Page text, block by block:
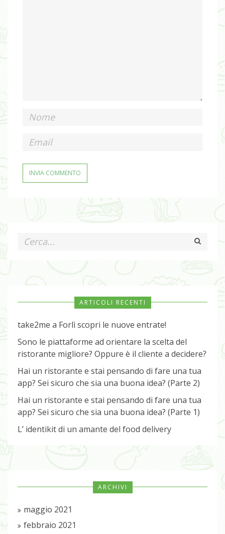
ARTICOLI RECENTI
take2me a Forlì scopri le nuove entrate!
Sono le piattaforme ad orientare la scelta del
ristorante migliore? Oppure è il cliente a decidere?
Hai un ristorante e stai pensando di fare una tua
app? Sei sicuro che sia una buona idea? (Parte 2)
Hai un ristorante e stai pensando di fare una tua
app? Sei sicuro che sia una buona idea? (Parte 1)
L’ identikit di un amante del food delivery
ARCHIVI
maggio 2021
febbraio 2021